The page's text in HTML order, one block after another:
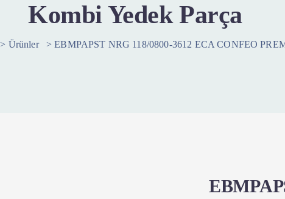
Kombi Yedek Parça
> Ürünler >EBMPAPST NRG 118/0800-3612 ECA CONFEO